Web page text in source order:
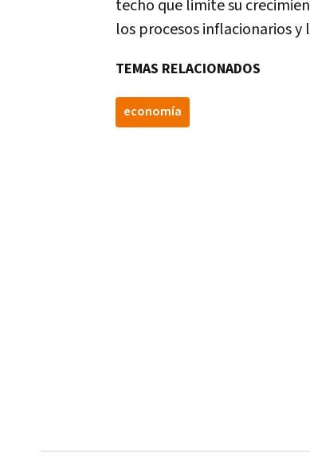
techo que limite su
los procesos inflacionarios y
TEMAS RELACIONADOS
economí­a